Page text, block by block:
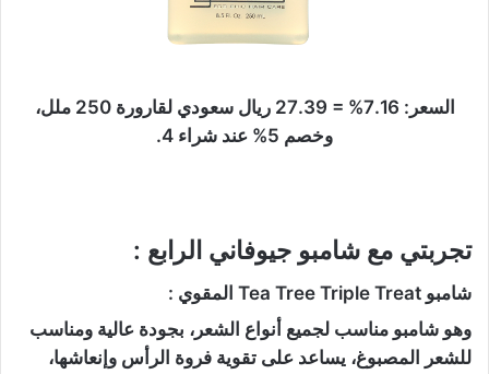
السعر: 7.16% = 27.39 ريال سعودي لقارورة 250 ملل،
وخصم 5% عند شراء 4.
تجربتي مع شامبو جيوفاني الرابع :
شامبو Tea Tree Triple Treat المقوي :
وهو شامبو مناسب لجميع أنواع الشعر، بجودة عالية ومناسب
للشعر المصبوغ، يساعد على تقوية فروة الرأس وإنعاشها،